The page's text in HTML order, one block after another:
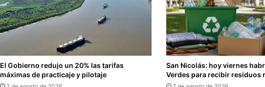
El Gobierno redujo un 20% las tarifas
máximas de practicaje y pilotaje
San Nicolás: hoy viernes
Verdes para recibir residuos